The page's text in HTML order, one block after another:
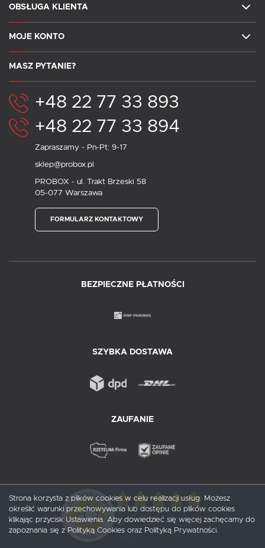
OBSŁUGA KLIENTA
MOJE KONTO
MASZ PYTANIE?
+48 22 77 33 893
+48 22 77 33 894
Zapraszamy - Pn-Pt: 9-17
sklep@probox.pl
PROBOX - ul. Trakt Brzeski 58
05-077 Warszawa
FORMULARZ KONTAKTOWY
BEZPIECZNE PŁATNOŚCI
SZYBKA DOSTAWA
ZAUFANIE
5/ 5
Strona korzysta z plików cookies w celu realizacji usług. Możesz
określić warunki przechowywania lub dostępu do plików cookies
klikając przycisk Ustawienia. Aby dowiedzieć się więcej zachęcamy do
zapoznania się z Polityką Cookies oraz Polityką Prywatności.